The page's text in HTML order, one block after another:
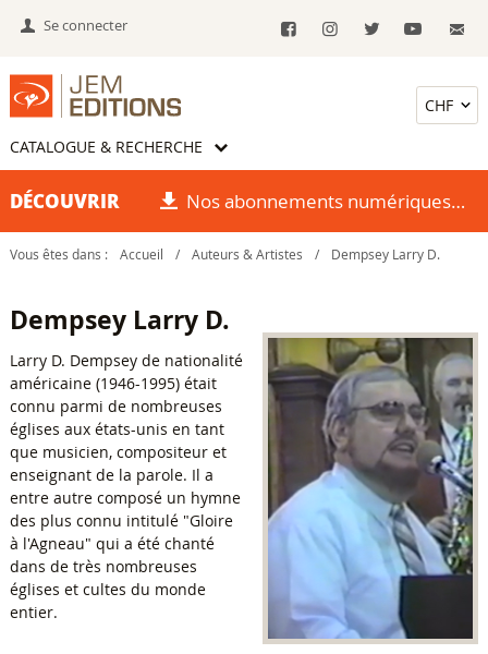
Se connecter
CATALOGUE & RECHERCHE
DÉCOUVRIR Nos abonnements numériques
Vous êtes dans : Accueil / Auteurs & Artistes / Dempsey Larry D.
Dempsey Larry D.
Larry D. Dempsey de nationalité
américaine (1946-1995) était
connu parmi de nombreuses
églises aux états-unis en tant
que musicien, compositeur et
enseignant de la parole. Il a
entre autre composé un hymne
des plus connu intitulé "Gloire
à l'Agneau" qui a été chanté
dans de très nombreuses
églises et cultes du monde
entier.